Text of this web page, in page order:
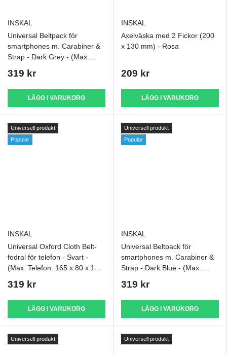
INSKAL
Universal Beltpack för
smartphones m. Carabiner &
Strap - Dark Grey - (Max.
319 kr
LÄGG I VARUKORG
INSKAL
Axelväska med 2 Fickor (200
x 130 mm) - Rosa
209 kr
LÄGG I VARUKORG
Universell produkt
Popular
INSKAL
Universal Oxford Cloth Belt-
fodral för telefon - Svart -
(Max. Telefon: 165 x 80 x 15
319 kr
LÄGG I VARUKORG
Universell produkt
Popular
INSKAL
Universal Beltpack för
smartphones m. Carabiner &
Strap - Dark Blue - (Max.
319 kr
LÄGG I VARUKORG
Universell produkt Universell produkt